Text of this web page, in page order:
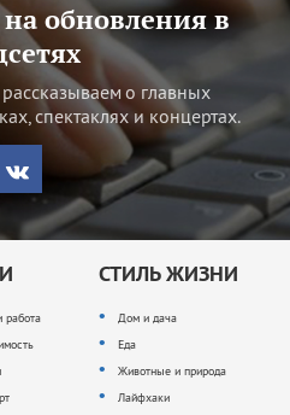
обновления в
о главных
спектаклях и концертах.
работа
СТИЛЬ ЖИЗНИ
Дом и дача
Еда
Животные и природа
Лайфхаки